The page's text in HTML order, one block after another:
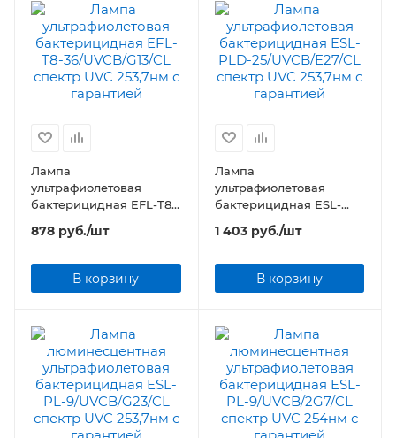
Лампа
ультрафиолетовая
бактерицидная EFL-T8-
36/UVCB/G13/CL спектр
UVC 253,7нм
878 руб./шт
В корзину
Лампа
ультрафиолетовая
бактерицидная ESL-
PLD-25/UVCB/E27/CL
спектр UVC 253,7нм
1 403руб./шт
В корзину